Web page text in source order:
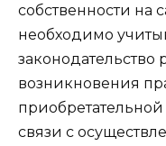
собственности на
необходимо
законодательство
возникновения
связи с